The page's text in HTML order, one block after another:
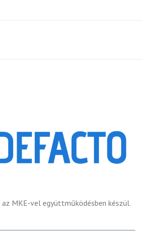
az MKE-vel együttműködésben készül.